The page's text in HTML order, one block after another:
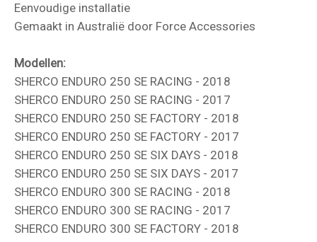
Eenvoudige installatie
Gemaakt in Australië door Force Accessories
Modellen:
SHERCO ENDURO 250 SE RACING - 2018
SHERCO ENDURO 250 SE RACING - 2017
SHERCO ENDURO 250 SE FACTORY - 2018
SHERCO ENDURO 250 SE FACTORY - 2017
SHERCO ENDURO 250 SE SIX DAYS - 2018
SHERCO ENDURO 250 SE SIX DAYS - 2017
SHERCO ENDURO 300 SE RACING - 2018
SHERCO ENDURO 300 SE RACING - 2017
SHERCO ENDURO 300 SE FACTORY - 2018